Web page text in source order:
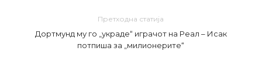
Претходна статија
Дортмунд му го „украде“ играчот на Реал – Исак
потпиша за „милионерите“